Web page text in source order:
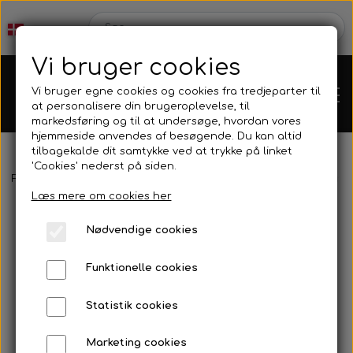
Karts
Mini kart
Motor
Forside
Vi bruger cookies
Vi bruger egne cookies og cookies fra tredjeparter til
at personalisere din brugeroplevelse, til
markedsføring og til at undersøge, hvordan vores
hjemmeside anvendes af besøgende. Du kan altid
tilbagekalde dit samtykke ved at trykke på linket
'Cookies' nederst på siden.
Læs mere om cookies her
Nødvendige cookies
Funktionelle cookies
Statistik cookies
Marketing cookies